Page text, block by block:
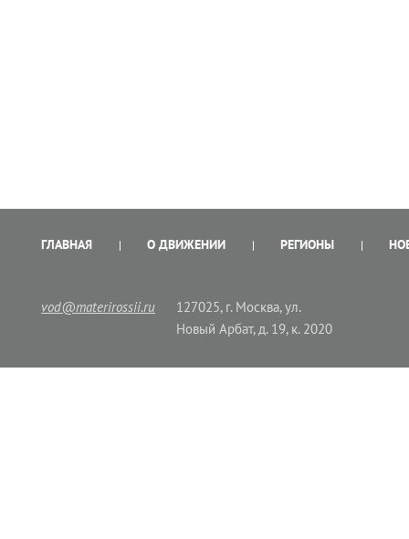
ГЛАВНАЯ О ДВИЖЕНИИ РЕГИОНЫ
vod@materirossii.ru
127025, г. Москва, ул.
Новый Арбат, д. 19, к. 2020